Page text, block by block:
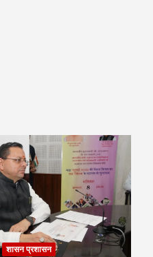
शासन प्रशासन